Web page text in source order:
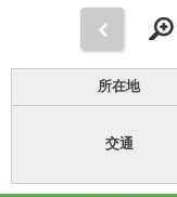
所在地
交通